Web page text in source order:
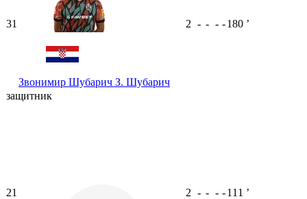
31
Звонимир Шубарич З. Шубарич
2 - - - -180 ʼ
защитник
21 2 - - - -111 ʼ